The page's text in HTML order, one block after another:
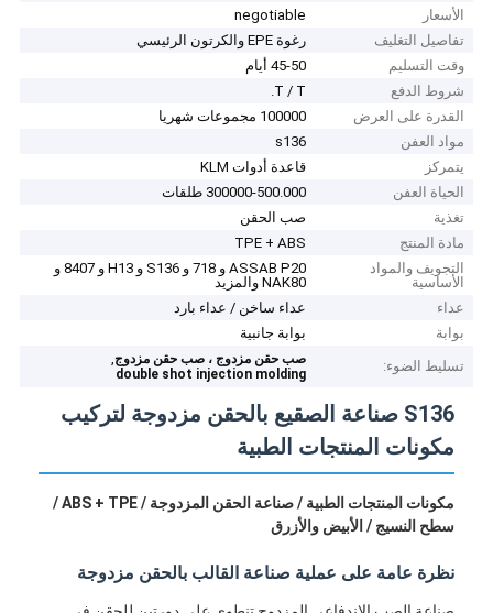
الأسعار
negotiable
تفاصيل التغليف
رغوة EPE والكرتون الرئيسي
وقت التسليم
45-50 أيام
شروط الدفع
T / T.
القدرة على العرض
100000 مجموعات شهريا
مواد العفن
s136
يتمركز
قاعدة أدوات KLM
الحياة العفن
300000-500.000 طلقات
تغذية
صب الحقن
مادة المنتج
TPE + ABS
التجويف والمواد
الأساسية
ASSAB P20 و 718 و S136 و H13 و 8407 و
NAK80 والمزيد
عداء
عداء ساخن / عداء بارد
بوابة
بوابة جانبية
تسليط الضوء:
صب حقن مزدوج ، صب حقن مزدوج,
double shot injection molding
S136 صناعة الصقيع بالحقن مزدوجة لتركيب
مكونات المنتجات الطبية
مكونات المنتجات الطبية / صناعة الحقن المزدوجة / ABS + TPE /
سطح النسيج / الأبيض والأزرق
نظرة عامة على عملية صناعة القالب بالحقن مزدوجة